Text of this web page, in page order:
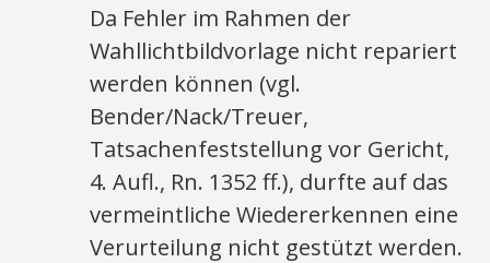
Da Fehler im Rahmen der
Wahllichtbildvorlage nicht repariert
werden können (vgl.
Bender/Nack/Treuer,
Tatsachenfeststellung vor Gericht,
4. Aufl., Rn. 1352 ff.), durfte auf das
vermeintliche Wiedererkennen eine
Verurteilung nicht gestützt werden.